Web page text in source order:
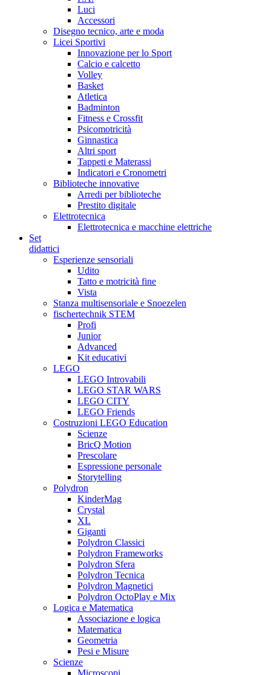
Luci
Accessori
Disegno tecnico, arte e moda
Licei Sportivi
Innovazione per lo Sport
Calcio e calcetto
Volley
Basket
Atletica
Badminton
Fitness e Crossfit
Psicomotricità
Ginnastica
Altri sport
Tappeti e Materassi
Indicatori e Cronometri
Biblioteche innovative
Arredi per biblioteche
Prestito digitale
Elettrotecnica
Elettrotecnica e macchine elettriche
Set
didattici
Esperienze sensoriali
Udito
Tatto e motricità fine
Vista
Stanza multisensoriale e Snoezelen
fischertechnik STEM
Profi
Junior
Advanced
Kit educativi
LEGO
LEGO Introvabili
LEGO STAR WARS
LEGO CITY
LEGO Friends
Costruzioni LEGO Education
Scienze
BricQ Motion
Prescolare
Espressione personale
Storytelling
Polydron
KinderMag
Crystal
XL
Giganti
Polydron Classici
Polydron Frameworks
Polydron Sfera
Polydron Tecnica
Polydron Magnetici
Polydron OctoPlay e Mix
Logica e Matematica
Associazione e logica
Matematica
Geometria
Pesi e Misure
Scienze
Microscopi